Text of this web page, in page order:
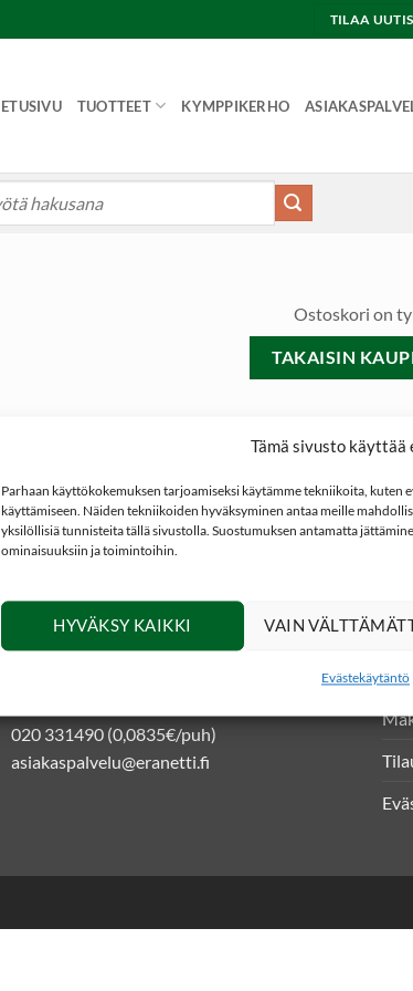
Tämä sivusto käyttää
Parhaan käyttökokemuksen tarjoamiseksi käytämme tekniikoita, kuten
käyttämiseen. Näiden tekniikoiden hyväksyminen antaa meille
yksilöllisiä tunnisteita tällä sivustolla. Suostumuksen antamatta
ominaisuuksiin ja toimintoihin.
HYVÄKSY KAIKKI VAIN
Evästekäytäntö
TILAA
ETUSIVU TUOTTEET KYMPPIKERHO
Ostoskori on
TAKAISIN
Eränetti verkkokauppa
Kankaistentie 4
020 331490 (0,0835€/puh)
asiakaspalvelu@eranetti.fi